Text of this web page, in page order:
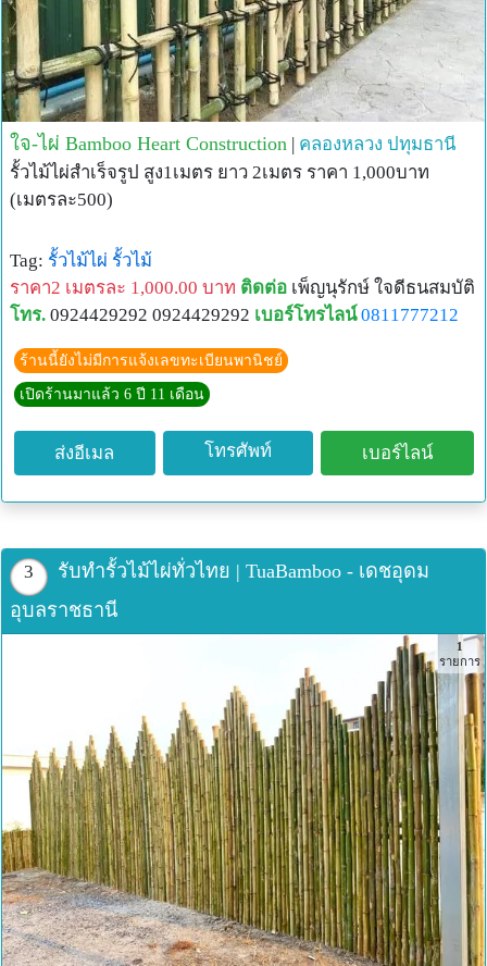
ใจ-ไผ่ Bamboo Heart Construction คลองหลวง ปทุมธานี
รั้วไม้ไผ่สำเร็จรูป สูง1เมตร ยาว 2เมตร ราคา 1,000บาท
(เมตรละ500)
Tag: รั้วไม้ไผ่ รั้วไม้
ราคา2 เมตรละ 1,000.00 บาท ติดต่อ เพ็ญนุรักษ์ ใจดีธนสมบัติ
โทร. 0924429292 0924429292 เบอร์โทรไลน์ 0811777212
ร้านนี้ยังไม่มีการแจ้งเลขทะเบียนพานิชย์
เปิดร้านมาแล้ว 6 ปี 11 เดือน
ส่งอีเมล โทรศัพท์ เบอร์ไลน์
3
รับทำรั้วไม้ไผ่ทั่วไทย | TuaBamboo - เดชอุดม
อุบลราชธานี
1
รายการ